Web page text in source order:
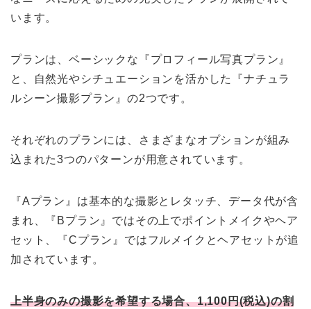
います。
プランは、ベーシックな『プロフィール写真プラン』
と、自然光やシチュエーションを活かした『ナチュラ
ルシーン撮影プラン』の2つです。
それぞれのプランには、さまざまなオプションが組み
込まれた3つのパターンが用意されています。
『Aプラン』は基本的な撮影とレタッチ、データ代が含
まれ、『Bプラン』ではその上でポイントメイクやヘア
セット、『Cプラン』ではフルメイクとヘアセットが追
加されています。
上半身のみの撮影を希望する場合、1,100円(税込)の割